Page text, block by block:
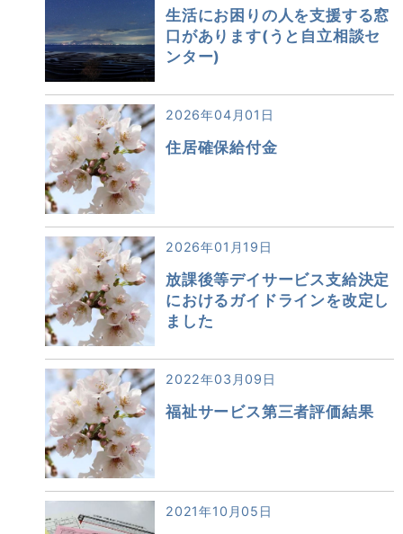
生活にお困りの人を支援する窓
口があります(うと自立相談セ
ンター)
2026年04月01日
住居確保給付金
2026年01月19日
放課後等デイサービス支給決定
におけるガイドラインを改定し
ました
2022年03月09日
福祉サービス第三者評価結果
2021年10月05日